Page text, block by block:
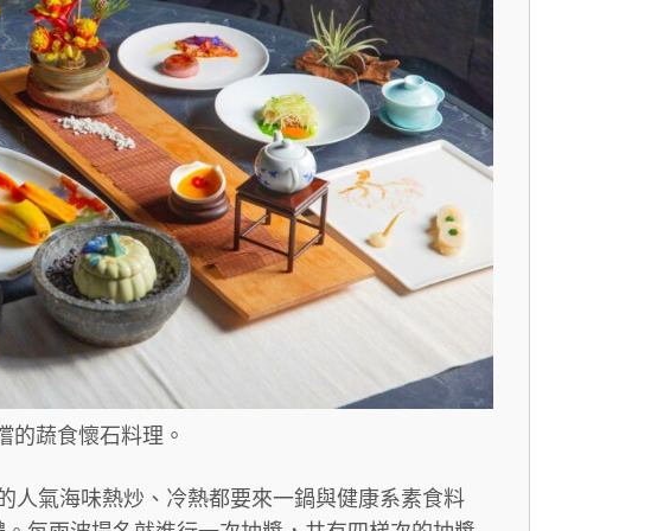
的蔬食懷石料理。
人氣海味熱炒、冷熱都要來一鍋與健康系素食料